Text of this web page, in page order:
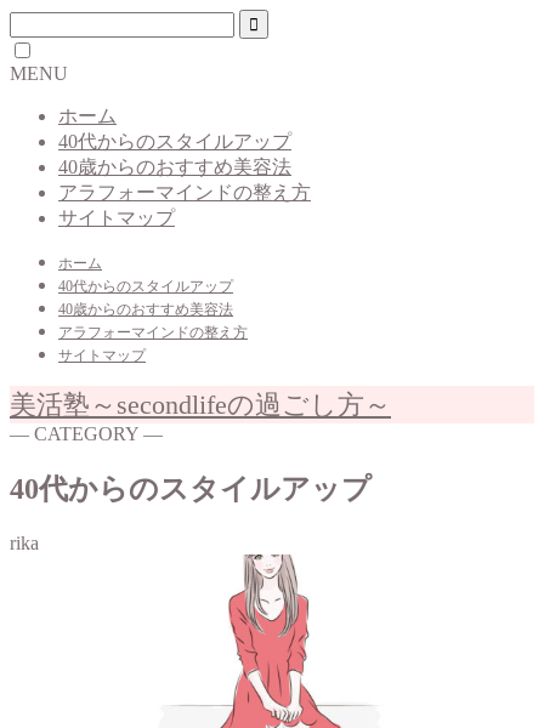
MENU
ホーム
40代からのスタイルアップ
40歳からのおすすめ美容法
アラフォーマインドの整え方
サイトマップ
ホーム
40代からのスタイルアップ
40歳からのおすすめ美容法
アラフォーマインドの整え方
サイトマップ
美活塾～secondlifeの過ごし方～
― CATEGORY ―
40代からのスタイルアップ
rika